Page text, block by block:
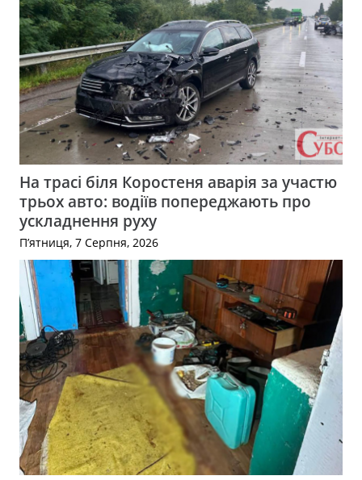
На трасі біля Коростеня аварія за участю
трьох авто: водіїв попереджають про
ускладнення руху
П’ятниця, 7 Серпня, 2026